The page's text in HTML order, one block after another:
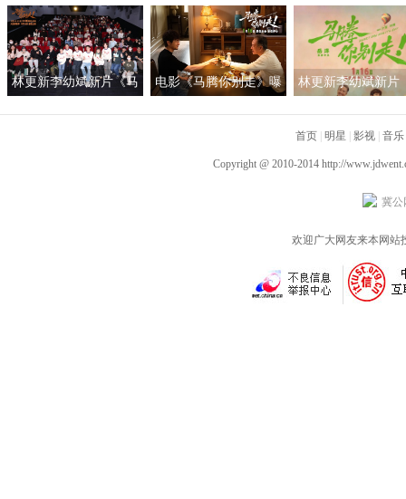
蜜的针》定档3月28日
绝版影后阵容癫
上映
礼及路演 白色情人
约搭子稳稳幸福
林更新李幼斌新片《马
电影《马腾你别走》曝
生“新地图”
林更新李幼斌新片
首页 明星 影视 音乐
Copyright @ 2010-2014 http://
冀公
欢迎广大网友来本网站